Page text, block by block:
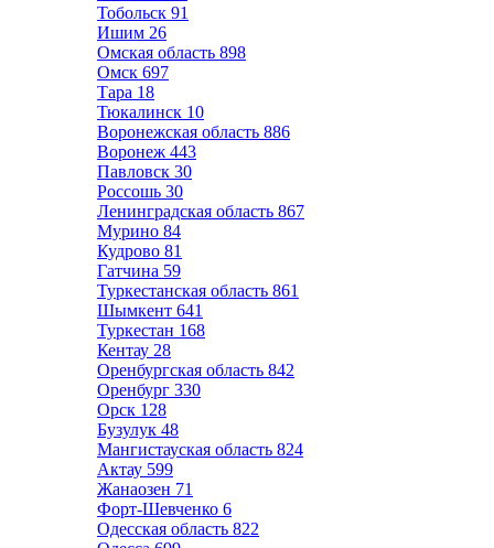
Тобольск 91
Ишим 26
Омская область 898
Омск 697
Тара 18
Тюкалинск 10
Воронежская область 886
Воронеж 443
Павловск 30
Россошь 30
Ленинградская область 867
Мурино 84
Кудрово 81
Гатчина 59
Туркестанская область 861
Шымкент 641
Туркестан 168
Кентау 28
Оренбургская область 842
Оренбург 330
Орск 128
Бузулук 48
Мангистауская область 824
Актау 599
Жанаозен 71
Форт-Шевченко 6
Одесская область 822